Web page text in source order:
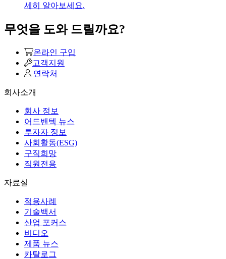
세히 알아보세요.
무엇을 도와 드릴까요?
온라인 구입
고객지원
연락처
회사소개
회사 정보
어드밴텍 뉴스
투자자 정보
사회활동(ESG)
구직희망
직원전용
자료실
적용사례
기술백서
산업 포커스
비디오
제품 뉴스
카탈로그